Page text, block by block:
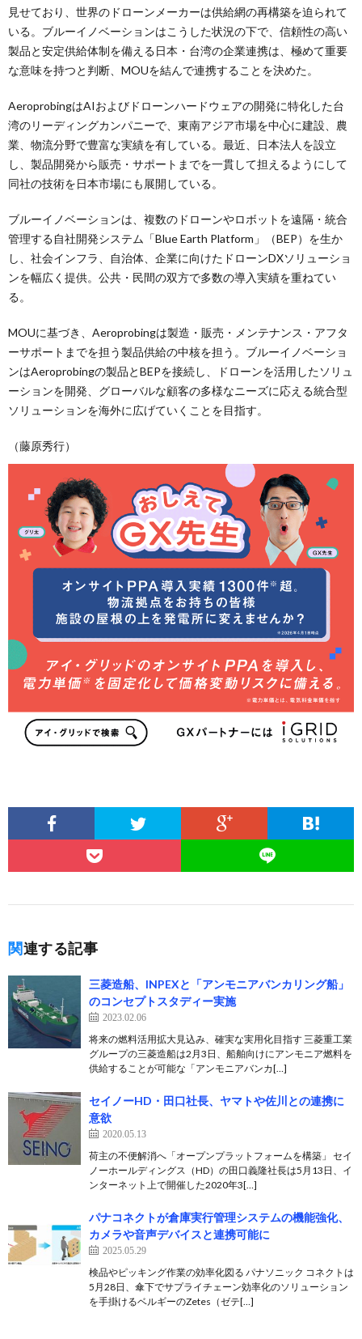
見せており、世界のドローンメーカーは供給網の再構築を迫られて
いる。ブルーイノベーションはこうした状況の下で、信頼性の高い
製品と安定供給体制を備える日本・台湾の企業連携は、極めて重要
な意味を持つと判断、MOUを結んで連携することを決めた。
AeroprobingはAIおよびドローンハードウェアの開発に特化した台
湾のリーディングカンパニーで、東南アジア市場を中心に建設、農
業、物流分野で豊富な実績を有している。最近、日本法人を設立
し、製品開発から販売・サポートまでを一貫して担えるようにして
同社の技術を日本市場にも展開している。
ブルーイノベーションは、複数のドローンやロボットを遠隔・統合
管理する自社開発システム「Blue Earth Platform」（BEP）を生か
し、社会インフラ、自治体、企業に向けたドローンDXソリューショ
ンを幅広く提供。公共・民間の双方で多数の導入実績を重ねてい
る。
MOUに基づき、Aeroprobingは製造・販売・メンテナンス・アフタ
ーサポートまでを担う製品供給の中核を担う。ブルーイノベーショ
ンはAeroprobingの製品とBEPを接続し、ドローンを活用したソリュ
ーションを開発、グローバルな顧客の多様なニーズに応える統合型
ソリューションを海外に広げていくことを目指す。
（藤原秀行）
関連する記事
三菱造船、INPEXと「アンモニアバンカリング船」
のコンセプトスタディー実施
2023.02.06
将来の燃料活用拡大見込み、確実な実用化目指す 三菱重工業
グループの三菱造船は2月3日、船舶向けにアンモニア燃料を
供給することが可能な「アンモニアバンカ[…]
セイノーHD・田口社長、ヤマトや佐川との連携に
意欲
2020.05.13
荷主の不便解消へ「オープンプラットフォームを構築」 セイ
ノーホールディングス（HD）の田口義隆社長は5月13日、イ
ンターネット上で開催した2020年3[…]
パナコネクトが倉庫実行管理システムの機能強化、
カメラや音声デバイスと連携可能に
2025.05.29
検品やピッキング作業の効率化図る パナソニック コネクトは
5月28日、傘下でサプライチェーン効率化のソリューション
を手掛けるベルギーのZetes（ゼテ[…]